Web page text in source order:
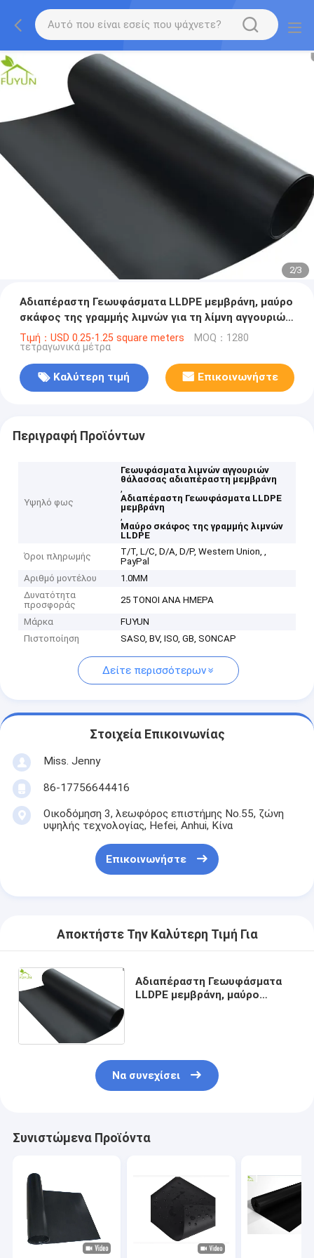
2/3
Αδιαπέραστη Γεωυφάσματα LLDPE μεμβράνη, μαύρο
σκάφος της γραμμής λιμνών για τη λίμνη αγγουριών
θάλασσας
Τιμή：USD 0.25-1.25 square meters MOQ：1280
τετραγωνικά μέτρα
Καλύτερη τιμή Επικοινωνήστε
Περιγραφή Προϊόντων
Υψηλό φως
Γεωυφάσματα λιμνών αγγουριών
θάλασσας αδιαπέραστη μεμβράνη
,
Αδιαπέραστη Γεωυφάσματα LLDPE
μεμβράνη
,
Μαύρο σκάφος της γραμμής λιμνών
LLDPE
Όροι πληρωμής
T/T, L/C, D/A, D/P, Western Union, ,
PayPal
Αριθμό μοντέλου
1.0MM
Δυνατότητα
προσφοράς
25 ΤΟΝΟΙ ΑΝΑ ΗΜΕΡΑ
Μάρκα
FUYUN
Πιστοποίηση
SASO, BV, ISO, GB, SONCAP
Δείτε περισσότερων
Στοιχεία Επικοινωνίας
Miss. Jenny
86-17756644416
Οικοδόμηση 3, λεωφόρος επιστήμης No.55, ζώνη
υψηλής τεχνολογίας, Hefei, Anhui, Κίνα
Επικοινωνήστε
Αποκτήστε Την Καλύτερη Τιμή Για
Αδιαπέραστη Γεωυφάσματα
LLDPE μεμβράνη, μαύρο
Να συνεχίσει
Συνιστώμενα Προϊόντα